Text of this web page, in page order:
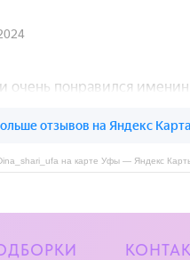
на карте Уфы — Яндекс